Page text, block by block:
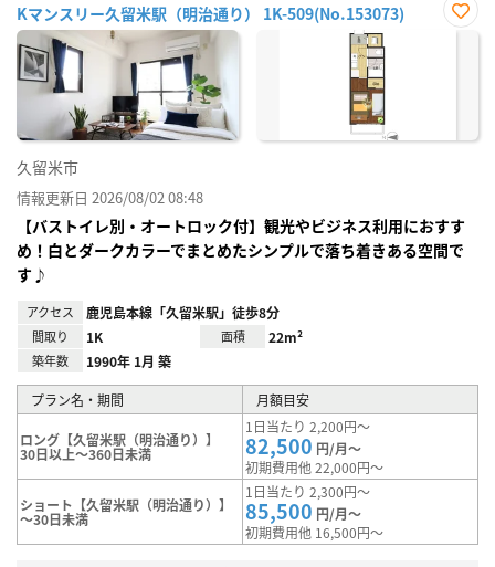
Kマンスリー久留米駅（明治通り） 1K-509(No.153073)
お気
久留米市
情報更新日 2026/08/02 08:48
【バストイレ別・オートロック付】観光やビジネス利用におすす
め！白とダークカラーでまとめたシンプルで落ち着きある空間で
す♪
アクセス 鹿児島本線「久留米駅」徒歩8分
間取り 1K 面積 22m²
築年数 1990年 1月 築
プラン名・期間 月額目安
ロング【久留米駅（明治通り）】
30日以上～360日未満
1日当たり 2,200円～
82,500 円/月～
初期費用他 22,000円～
ショート【久留米駅（明治通り）】
～30日未満
1日当たり 2,300円～
85,500 円/月～
初期費用他 16,500円～